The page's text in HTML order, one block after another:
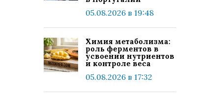
05.08.2026 в 19:48
Химия метаболизма:
роль ферментов в
усвоении нутриентов
и контроле веса
05.08.2026 в 17:32